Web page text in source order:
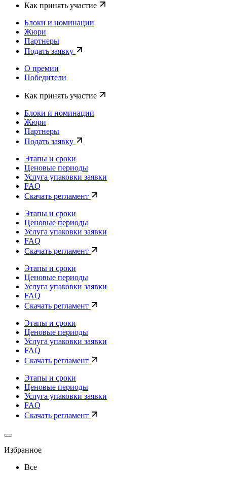
Как принять участие
Блоки и номинации
Жюри
Партнеры
Подать заявку
О премии
Победители
Как принять участие
Блоки и номинации
Жюри
Партнеры
Подать заявку
Этапы и сроки
Ценовые периоды
Услуга упаковки заявки
FAQ
Скачать регламент
Этапы и сроки
Ценовые периоды
Услуга упаковки заявки
FAQ
Скачать регламент
Этапы и сроки
Ценовые периоды
Услуга упаковки заявки
FAQ
Скачать регламент
Этапы и сроки
Ценовые периоды
Услуга упаковки заявки
FAQ
Скачать регламент
Этапы и сроки
Ценовые периоды
Услуга упаковки заявки
FAQ
Скачать регламент
Избранное
Все